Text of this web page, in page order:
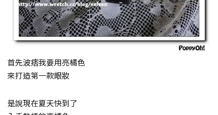
首先波痞我要用亮橘色
來打造第一款眼妝
是說現在夏天快到了